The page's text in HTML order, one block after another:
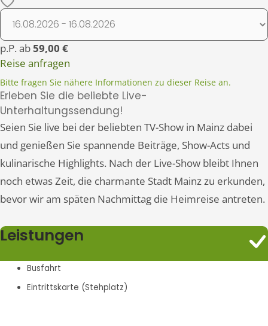
p.P. ab59,00 €
Reise anfragen
Bitte fragen Sie nähere Informationen zu dieser Reise an.
Erleben Sie die beliebte Live-
Unterhaltungssendung!
Seien Sie live bei der beliebten TV-Show in Mainz dabei
und genießen Sie spannende Beiträge, Show-Acts und
kulinarische Highlights. Nach der Live-Show bleibt Ihnen
noch etwas Zeit, die charmante Stadt Mainz zu erkunden,
bevor wir am späten Nachmittag die Heimreise antreten.
Leistungen
Busfahrt
Eintrittskarte (Stehplatz)